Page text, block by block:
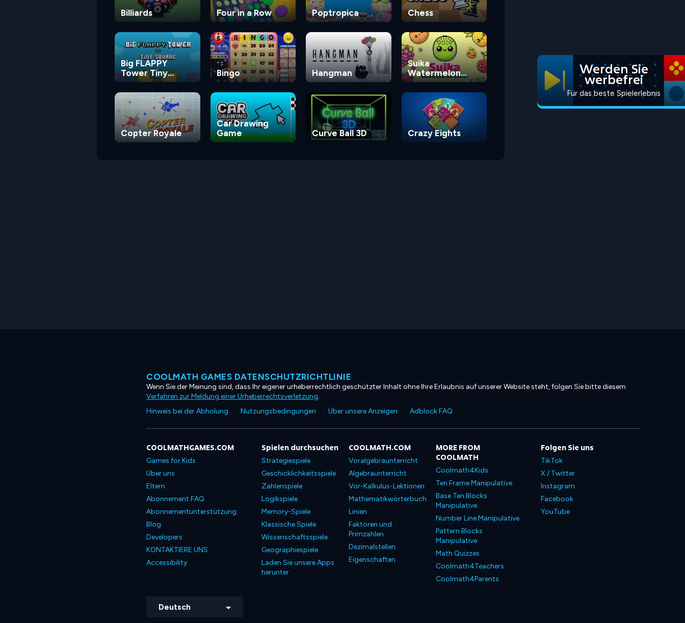
Billiards Four in a Row Poptropica Chess
Big FLAPPY
Tower Tiny
Square
Bingo Hangman
Suika
Watermelon
Game
Copter Royale
Car Drawing
Game
Curve Ball 3D Crazy Eights
Werden Sie
werbefrei
Für das beste Spielerlebnis
COOLMATH GAMES DATENSCHUTZRICHTLINIE
Wenn Sie der Meinung sind, dass Ihr eigener urheberrechtlich geschützter Inhalt ohne Ihre Erlaubnis auf unserer Website steht, folgen Sie bitte diesem
Verfahren zur Meldung einer Urheberrechtsverletzung.
Hinweis bei der Abholung
Nutzungsbedingungen Über unsere Anzeigen Adblock FAQ
COOLMATHGAMES.COM
Games for Kids
Über uns
Eltern
Abonnement FAQ
Abonnementunterstützung
Blog
Developers
KONTAKTIERE UNS
Accessibility
Spielen durchsuchen
Strategiespiele
Geschicklichkeitsspiele
Zahlenspiele
Logikspiele
Memory-Spiele
Klassische Spiele
Wissenschaftsspiele
Geographiespiele
Laden Sie unsere Apps
herunter
COOLMATH.COM
Voralgebraunterricht
Algebraunterricht
Vor-Kalkulus-Lektionen
Mathematikwörterbuch
Linien
Faktoren und
Primzahlen
Dezimalstellen
Eigenschaften
MORE FROM
COOLMATH
Coolmath4Kids
Ten Frame Manipulative
Base Ten Blocks
Manipulative
Number Line Manipulative
Pattern Blocks
Manipulative
Math Quizzes
Coolmath4Teachers
Coolmath4Parents
Folgen Sie uns
TikTok
X / Twitter
Instagram
Facebook
YouTube
Deutsch